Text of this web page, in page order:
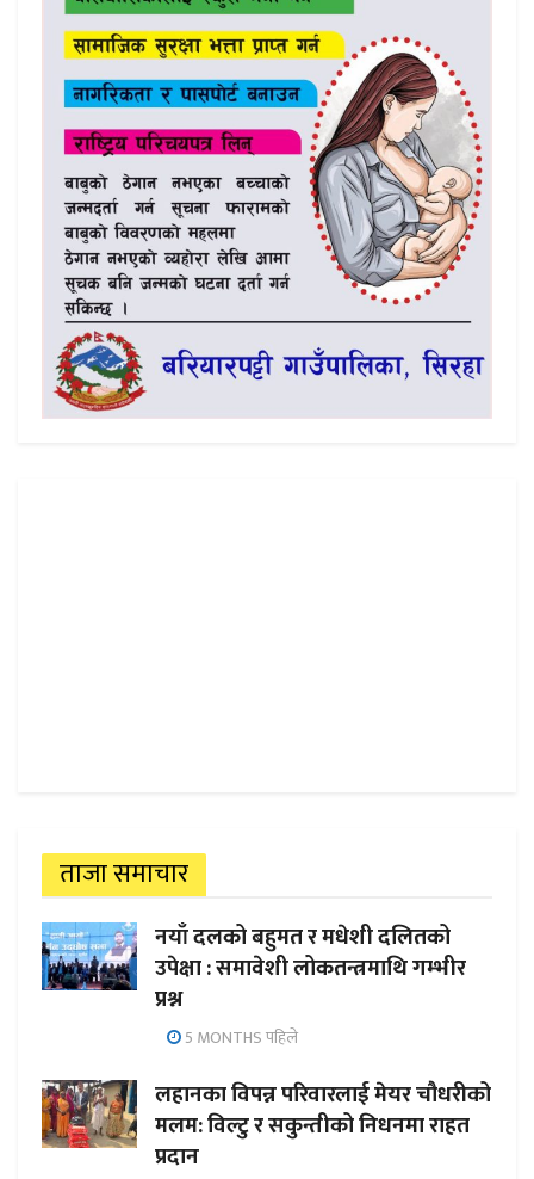
ताजा समाचार
नयाँ दलको बहुमत र मधेशी दलितको
उपेक्षा : समावेशी लोकतन्त्रमाथि गम्भीर
प्रश्न
5 MONTHS पहिले
लहानका विपन्न परिवारलाई मेयर चौधरीको
मलम: विल्टु र सकुन्तीको निधनमा राहत
प्रदान